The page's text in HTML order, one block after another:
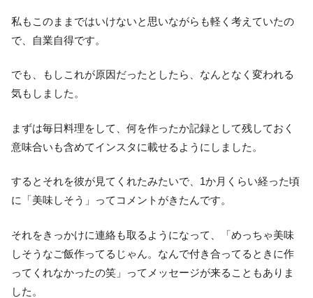
私もこのままではいけないと思いながらも軽く考えていたの
で、自業自得です。
でも、もしこれが原因だったとしたら、なんとなく変われる
気もしました。
まずは毎日料理をして、何を作ったか記録として残しておく
意味合いも含めてインスタに載せるようにしました。
するとそれを彼が見てくれたみたいで、1か月くらい経った頃
に「美味しそう」ってコメントがきたんです。
それをきっかけに連絡も取るようになって、「めっちゃ美味
しそうなご飯作ってるじゃん。なんで付き合ってるときに作
ってくれなかったの笑」ってメッセージが来ることもありま
した。